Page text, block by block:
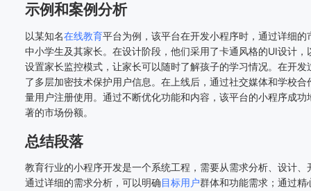
示例和案例分析
以某知名在线教育平台为例，该平台在开发小程序时，通过详细
中小学生及其家长。在设计阶段，他们采用了卡通风格的UI设计
设置家长监控模式，让家长可以随时了解孩子的学习情况。在开
了多层加密技术保护用户信息。在上线后，通过社交媒体和学校
量用户注册使用。通过不断优化功能和内容，该平台的小程序成
著的市场份额。
总结段落
教育行业的小程序开发是一个系统工程，需要从需求分析、设计
通过详细的需求分析，可以明确目标用户群体和功能需求；通过